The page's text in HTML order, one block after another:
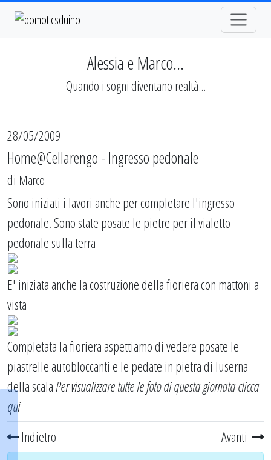
Alessia e Marco...
Quando i sogni diventano realtà...
28/05/2009
Home@Cellarengo - Ingresso pedonale
di Marco
Sono iniziati i lavori anche per completare l'ingresso
pedonale. Sono state posate le pietre per il vialetto
pedonale sulla terra
E' iniziata anche la costruzione della fioriera con mattoni a
vista
Completata la fioriera aspettiamo di vedere posate le
piastrelle autobloccanti e le pedate in pietra di luserna
della scalaPer visualizzare tutte le foto di questa giornataclicca
qui
Indietro
Avanti